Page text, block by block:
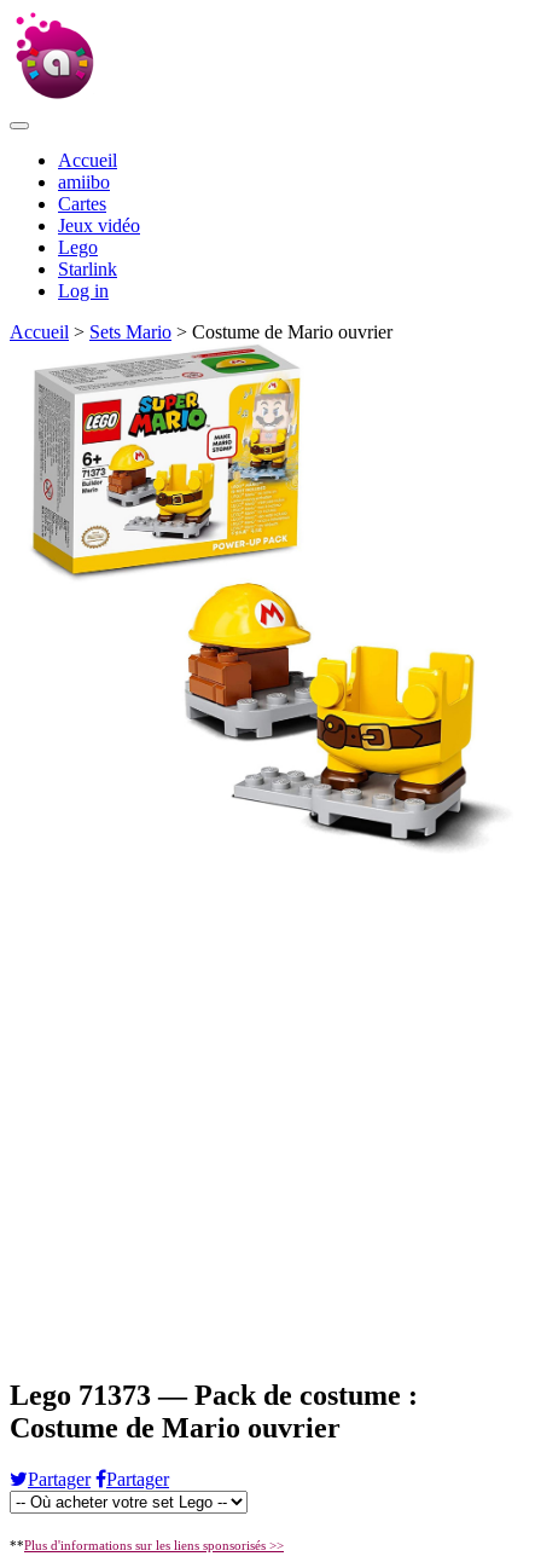
Accueil
amiibo
Cartes
Jeux vidéo
Lego
Starlink
Log in
Accueil > Sets Mario > Costume de Mario ouvrier
Lego 71373 — Pack de costume :
Costume de Mario ouvrier
Partager Partager
**Plus d'informations sur les liens sponsorisés >>